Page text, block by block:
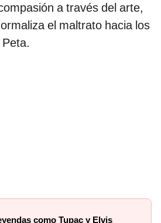
a través del arte,
el maltrato hacia los
como Tupac y Elvis